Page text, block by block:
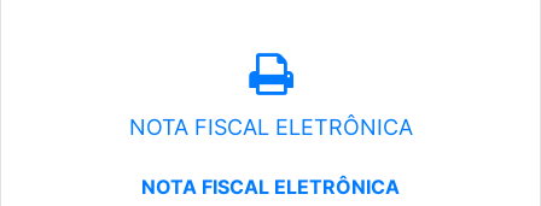
NOTA FISCAL ELETRÔNICA
NOTA FISCAL ELETRÔNICA